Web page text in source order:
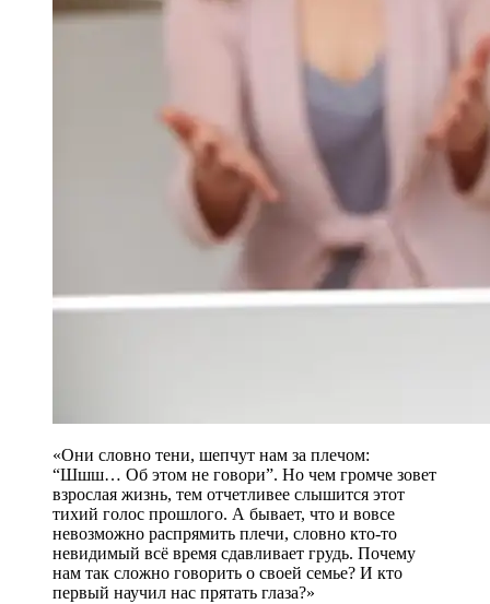
«Они словно тени, шепчут нам за плечом:
“Шшш… Об этом не говори”. Но чем громче зовет
взрослая жизнь, тем отчетливее слышится этот
тихий голос прошлого. А бывает, что и вовсе
невозможно распрямить плечи, словно кто-то
невидимый всё время сдавливает грудь. Почему
нам так сложно говорить о своей семье? И кто
первый научил нас прятать глаза?»